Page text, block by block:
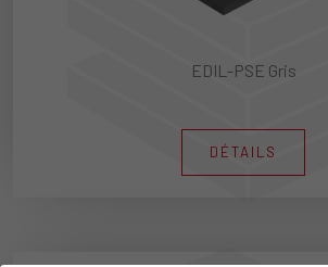
EDIL-PSE Gris
DÉTAILS